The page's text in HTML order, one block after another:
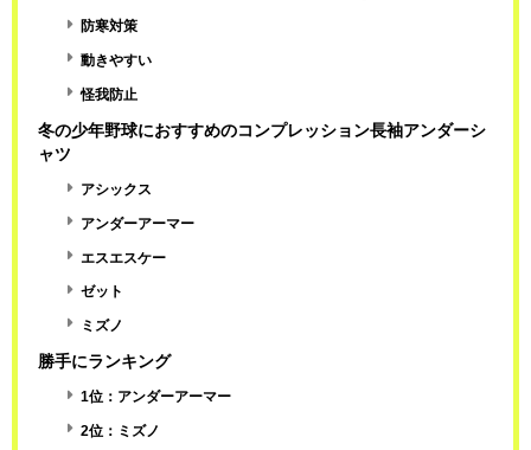
防寒対策
動きやすい
怪我防止
冬の少年野球におすすめのコンプレッション長袖アンダーシ
ャツ
アシックス
アンダーアーマー
エスエスケー
ゼット
ミズノ
勝手にランキング
1位：アンダーアーマー
2位：ミズノ